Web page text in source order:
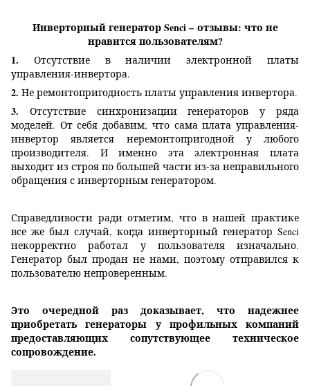
Инверторный генератор Senci– отзывы: что не
нравится пользователям?
1. Отсутствие в наличии электронной платы
управления-инвертора.
2. Не ремонтопригодность платы управления инвертора.
3. Отсутствие синхронизации генераторов у ряда
моделей. От себя добавим, что сама плата управления-
инвертор является неремонтопригодной у любого
производителя. И именно эта электронная плата
выходит из строя по большей части из-за неправильного
обращения с инверторным генератором.
Справедливости ради отметим, что в нашей практике
все же был случай, когда инверторный генератор Senci
некорректно работал у пользователя изначально.
Генератор был продан не нами, поэтому отправился к
пользователю непроверенным.
Это очередной раз доказывает, что надежнее
приобретать генераторы у профильных компаний
предоставляющих сопутствующее техническое
сопровождение.